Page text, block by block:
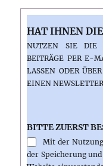
HAT IHNEN
NUTZEN SIE DIE
BEITRÄGE PER E-
ASSEN ODER ÜBER
INEN NEWSLETTER
BITTE ZUERST
Mit der
der Speicherung